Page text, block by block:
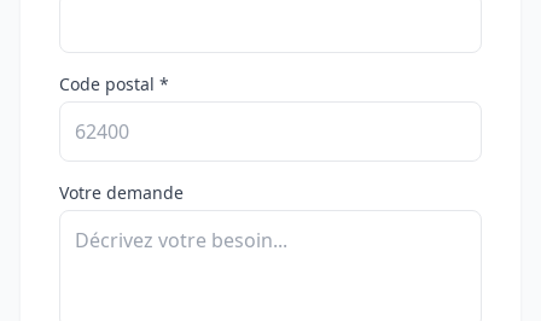
Code postal *
Votre demande